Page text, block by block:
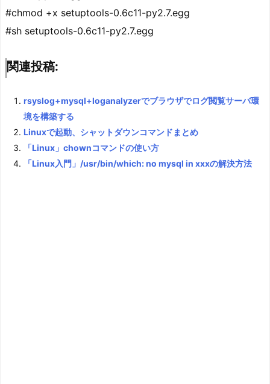
#chmod +x setuptools-0.6c11-py2.7.egg
#sh setuptools-0.6c11-py2.7.egg
関連投稿:
rsyslog+mysql+loganalyzerでブラウザでログ閲覧サーバ環
境を構築する
Linuxで起動、シャットダウンコマンドまとめ
「Linux」chownコマンドの使い方
「Linux入門」/usr/bin/which: no mysql in xxxの解決方法